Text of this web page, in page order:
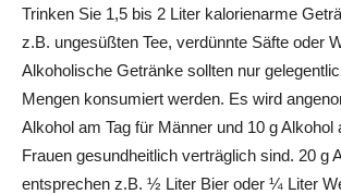
Trinken Sie 1,5 bis 2 Liter kalorienarme
z.B. ungesüßten Tee, verdünnte Säfte oder
Alkoholische Getränke sollten nur
Mengen konsumiert werden. Es wird
Alkohol am Tag für Männer und 10 g Alkohol
Frauen gesundheitlich verträglich sind. 20 g
entsprechen z.B. ½ Liter Bier oder ¼ Liter